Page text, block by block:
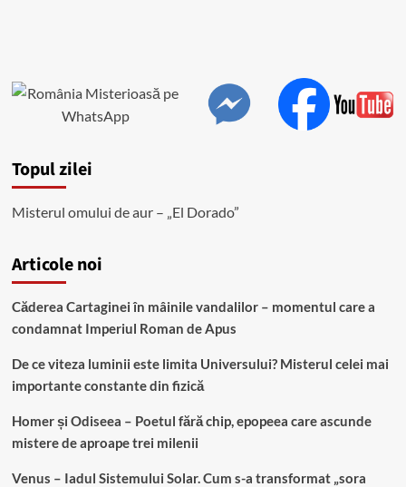
Topul zilei
Misterul omului de aur – „El Dorado”
Articole noi
Căderea Cartaginei în mâinile vandalilor – momentul care a
condamnat Imperiul Roman de Apus
De ce viteza luminii este limita Universului? Misterul celei mai
importante constante din fizică
Homer și Odiseea – Poetul fără chip, epopeea care ascunde
mistere de aproape trei milenii
Venus – Iadul Sistemului Solar. Cum s-a transformat „sora